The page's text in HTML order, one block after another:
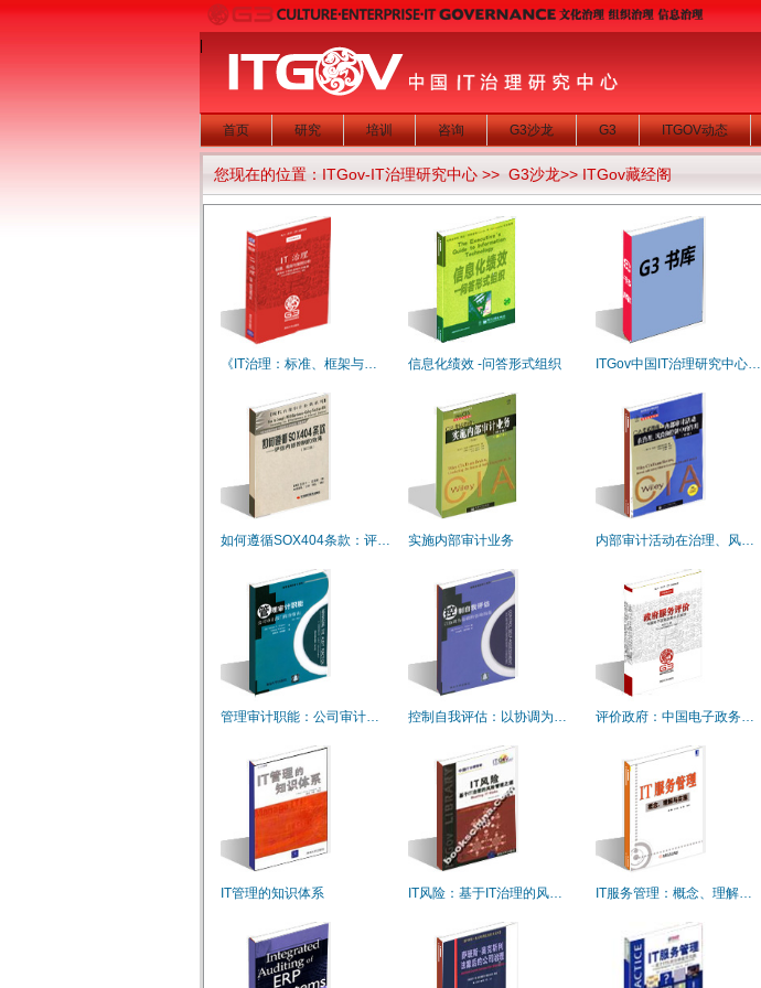
首页 研究 培训 咨询 G3沙龙 G3 ITGOV动态
您现在的位置： ITGov-IT治理研究中心 >> G3沙龙>> ITGov藏经阁
《IT治理：标准、框架与… 信息化绩效 -问答形式组织 ITGov中国IT治理研究中心…
如何遵循SOX404条款：评… 实施内部审计业务 内部审计活动在治理、风…
管理审计职能：公司审计… 控制自我评估：以协调为… 评价政府：中国电子政务…
IT管理的知识体系 IT风险：基于IT治理的风… IT服务管理：概念、理解…